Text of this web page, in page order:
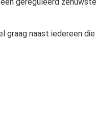
naast iedereen